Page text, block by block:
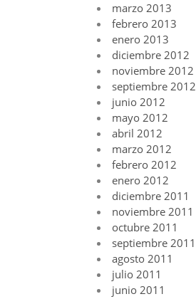
marzo 2013
febrero 2013
enero 2013
diciembre 2012
noviembre 2012
septiembre 2012
junio 2012
mayo 2012
abril 2012
marzo 2012
febrero 2012
enero 2012
diciembre 2011
noviembre 2011
octubre 2011
septiembre 2011
agosto 2011
julio 2011
junio 2011